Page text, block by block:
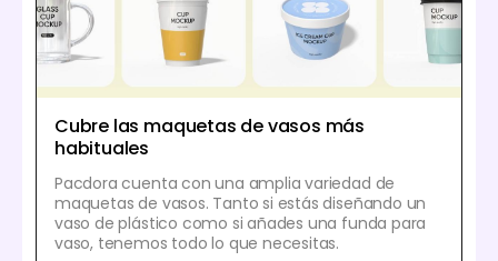
Cubre las maquetas de vasos más
habituales
Pacdora cuenta con una amplia variedad de
maquetas de vasos. Tanto si estás diseñando un
vaso de plástico como si añades una funda para
vaso, tenemos todo lo que necesitas.